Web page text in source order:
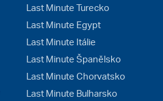
Last Minute Turecko
Last Minute Egypt
Last Minute Itálie
Last Minute Španělsko
Last Minute Chorvatsko
Last Minute Bulharsko